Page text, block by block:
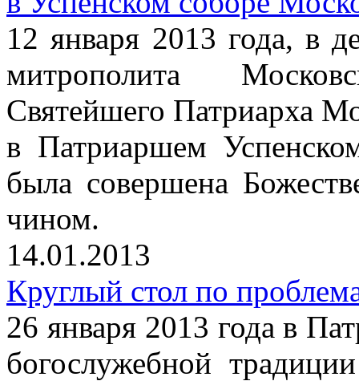
12 января 2013 года, в
митрополита
Святейшего Патриарха
в Патриаршем
была совершена
чином.
14.01.2013
Круглый стол по
26 января 2013 года в
богослужебной